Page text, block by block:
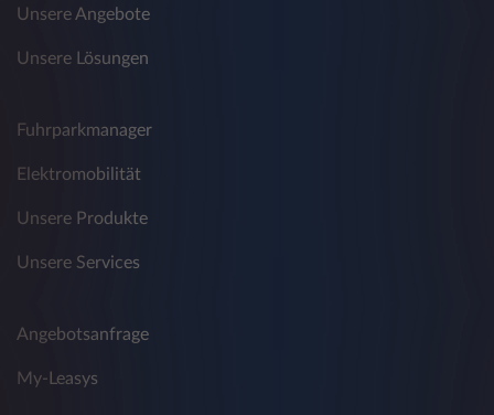
Unsere Angebote
Unsere Lösungen
Fuhrparkmanager
Elektromobilität
Unsere Produkte
Unsere Services
Angebotsanfrage
My-Leasys